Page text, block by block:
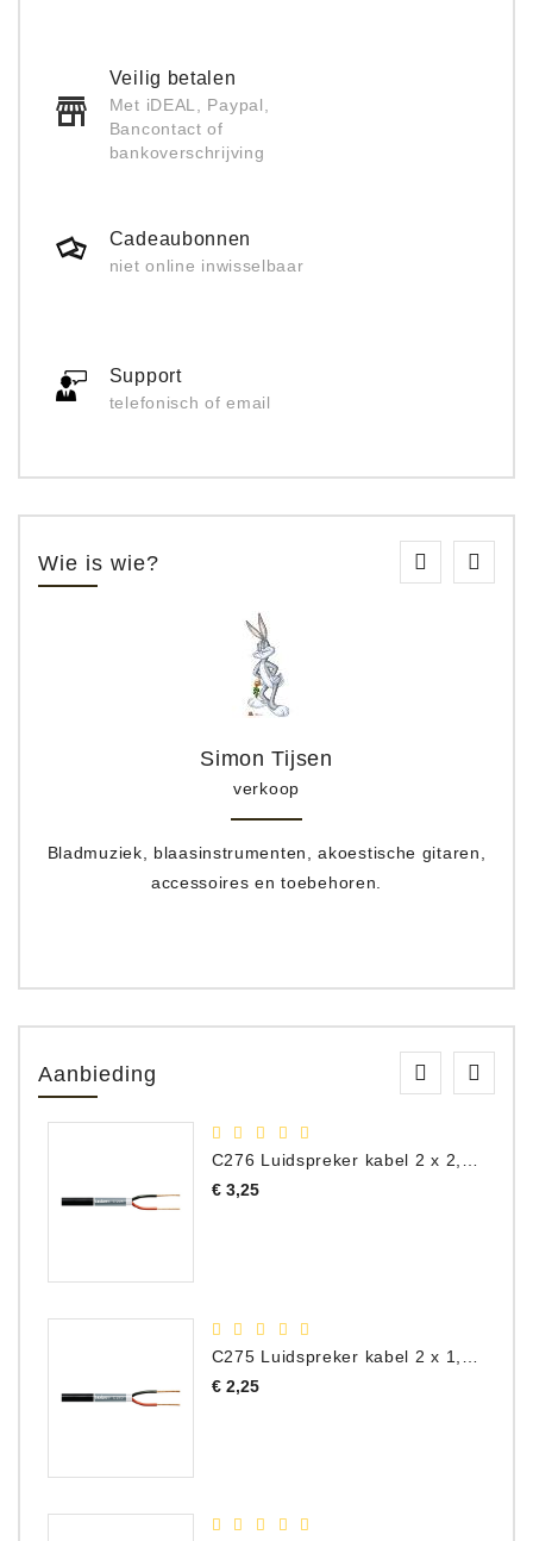
Veilig betalen
Met iDEAL, Paypal,
Bancontact of
bankoverschrijving
Cadeaubonnen
niet online inwisselbaar
Support
telefonisch of email
Wie is wie?
Simon Tijsen
verkoop
Bladmuziek, blaasinstrumenten, akoestische gitaren,
accessoires en toebehoren.
Aanbieding
C276 Luidspreker kabel 2 x 2,50 mm² (per meter)
€ 3,25Prijs
€ 2,25Prijs